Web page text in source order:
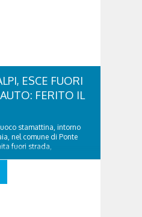
ESCE FUORI
FERITO IL
stamattina, intorno
nel comune di Ponte
fuori strada,
della centrale di Belluno,
poi affidarlo alle ..